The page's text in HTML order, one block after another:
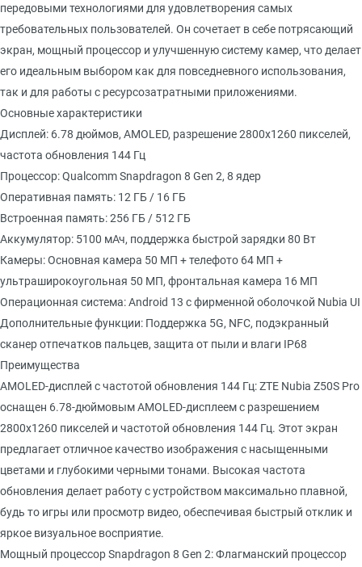
передовыми технологиями для удовлетворения самых
требовательных пользователей. Он сочетает в себе потрясающий
экран, мощный процессор и улучшенную систему камер, что делает
его идеальным выбором как для повседневного использования,
так и для работы с ресурсозатратными приложениями.
Основные характеристики
Дисплей: 6.78 дюймов, AMOLED, разрешение 2800x1260 пикселей,
частота обновления 144 Гц
Процессор: Qualcomm Snapdragon 8 Gen 2, 8 ядер
Оперативная память: 12 ГБ / 16 ГБ
Встроенная память: 256 ГБ / 512 ГБ
Аккумулятор: 5100 мАч, поддержка быстрой зарядки 80 Вт
Камеры: Основная камера 50 МП + телефото 64 МП +
ультраширокоугольная 50 МП, фронтальная камера 16 МП
Операционная система: Android 13 с фирменной оболочкой Nubia UI
Дополнительные функции: Поддержка 5G, NFC, подэкранный
сканер отпечатков пальцев, защита от пыли и влаги IP68
Преимущества
AMOLED-дисплей с частотой обновления 144 Гц: ZTE Nubia Z50S Pro
оснащен 6.78-дюймовым AMOLED-дисплеем с разрешением
2800x1260 пикселей и частотой обновления 144 Гц. Этот экран
предлагает отличное качество изображения с насыщенными
цветами и глубокими черными тонами. Высокая частота
обновления делает работу с устройством максимально плавной,
будь то игры или просмотр видео, обеспечивая быстрый отклик и
яркое визуальное восприятие.
Мощный процессор Snapdragon 8 Gen 2: Флагманский процессор